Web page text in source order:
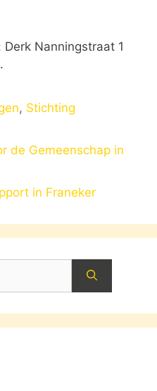
Nanningstraat 1
, Stichting
de Gemeenschap in
in Franeker